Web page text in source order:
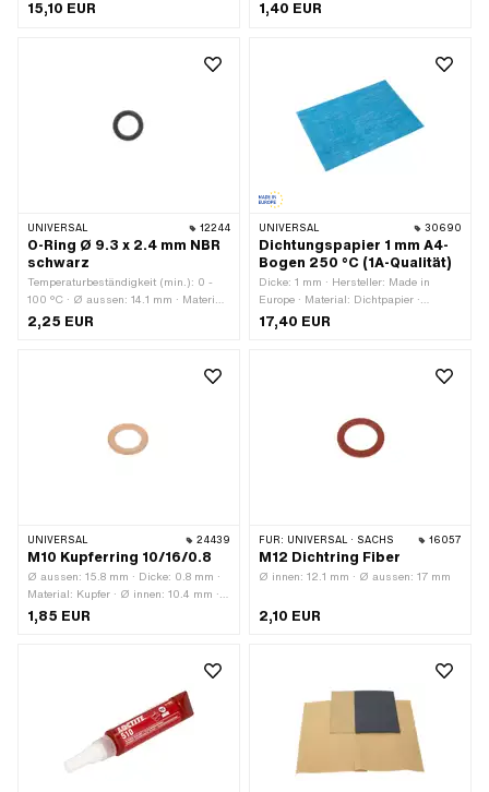
aussen: 31.4 mm · Hersteller: Sachs ·
Viton) · Verwendungsort: Ritzelwelle ·
Pony OEM-Nr.: A1134 · Sachs OEM-
15,10 EUR 1,40 EUR
UNIVERSAL 12244
O-Ring Ø 9.3 x 2.4 mm NBR
schwarz
Temperaturbeständigkeit (min.): 0 -
100 °C · Ø aussen: 14.1 mm · Material:
NBR · Ø innen: 9.3 mm · Schnurdicke:
2.4 mm · Härte: 70 Shore
2,25 EUR
UNIVERSAL 30690
Dichtungspapier 1 mm A4-
Bogen 250 °C (1A-Qualität)
Dicke: 1 mm · Hersteller: Made in
Europe · Material: Dichtpapier ·
Verwendungsort: Universal
17,40 EUR
UNIVERSAL 24439
M10 Kupferring 10/16/0.8
Ø aussen: 15.8 mm · Dicke: 0.8 mm ·
Material: Kupfer · Ø innen: 10.4 mm ·
Pony OEM-Nr.: A1817 · Sachs OEM-
Nr.: 0250 042 001
1,85 EUR
FÜR: UNIVERSAL · SACHS 16057
M12 Dichtring Fiber
Ø innen: 12.1 mm · Ø aussen: 17 mm
2,10 EUR